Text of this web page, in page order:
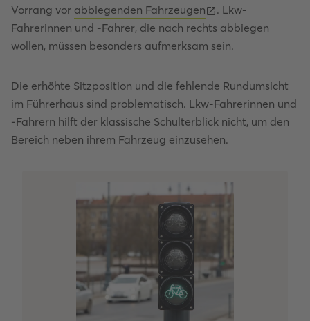
Vorrang vor abbiegenden Fahrzeugen
. Lkw-
Fahrerinnen und -Fahrer, die nach rechts abbiegen
wollen, müssen besonders aufmerksam sein.
Die erhöhte Sitzposition und die fehlende Rundumsicht
im Führerhaus sind problematisch. Lkw-Fahrerinnen und
-Fahrern hilft der klassische Schulterblick nicht, um den
Bereich neben ihrem Fahrzeug einzusehen.